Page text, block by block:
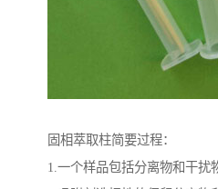
固相萃取柱简要过程：
1.一个样品包括分离物和干扰